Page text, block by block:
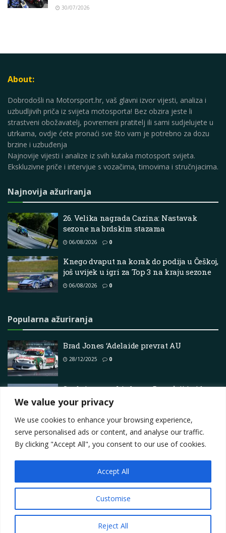
We value your privacy
We use cookies to enhance your browsing experience,
serve personalised ads or content, and analyse our traffic.
By clicking "Accept All", you consent to our use of cookies.
Customise
Reject All
Accept All
30/07/2026
About:
Dobrodošli na Motorsport.hr, vaš glavni izvor vijesti, analiza i
uzbudljivih priča iz svijeta motosporta! Bez obzira jeste li
strastveni obožavatelj, povremeni pratitelj ili sami sudjelujete u
utrkama, ovdje ćete pronaći sve što vam je potrebno za dozu
brzine i uzbuđenja
Najnovije vijesti i analize iz svih kutaka motosport svijeta.
Ekskluzivne priče i intervjue s vozačima, timovima i stručnjacima.
Najnovija ažuriranja
26. Velika nagrada Cazina: Nastavak
sezone na brdskim stazama
06/08/2026 0
Knego dvaput na korak do podija u Češkoj,
još uvijek u igri za Top 3 na kraju sezone
06/08/2026 0
Popularna ažuriranja
Brad Jones ‘Adelaide prevrat AU
28/12/2025 0
Srednjoeuropski skup – Događaji i video
sadržaji
Contact
Privacy Policy
Terms Marketing i oglašavanje